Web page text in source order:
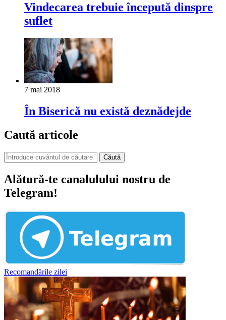
Vindecarea trebuie începută dinspre
suflet
7 mai 2018
În Biserică nu există deznădejde
Caută articole
Căută
Alătură-te canalulului nostru de
Telegram!
Recomandările zilei